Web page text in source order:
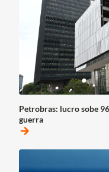
Petrobras: lucro sobe
guerra
arrow_forward